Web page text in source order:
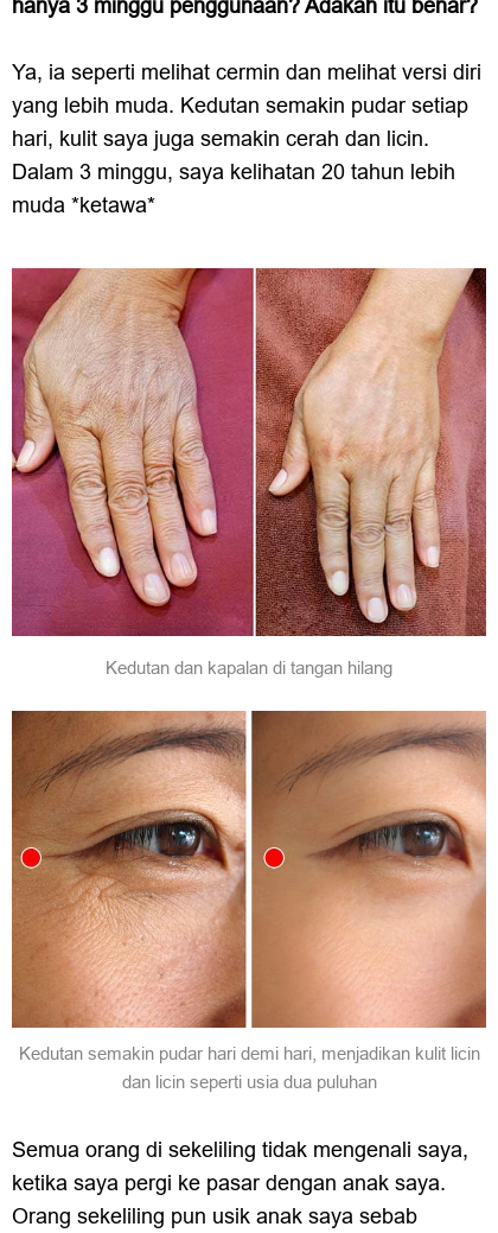
hanya 3 minggu penggunaan? Adakah itu benar?
Ya, ia seperti melihat cermin dan melihat versi diri
yang lebih muda. Kedutan semakin pudar setiap
hari, kulit saya juga semakin cerah dan licin.
Dalam 3 minggu, saya kelihatan 20 tahun lebih
muda *ketawa*
Kedutan dan kapalan di tangan hilang
Kedutan semakin pudar hari demi hari, menjadikan kulit licin
dan licin seperti usia dua puluhan
Semua orang di sekeliling tidak mengenali saya,
ketika saya pergi ke pasar dengan anak saya.
Orang sekeliling pun usik anak saya sebab